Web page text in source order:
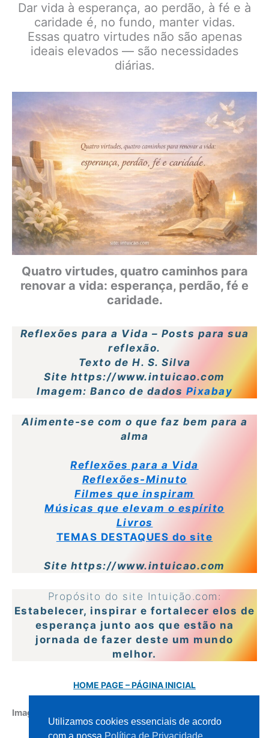
Dar vida à esperança, ao perdão, à fé e à
caridade é, no fundo, manter vidas.
Essas quatro virtudes não são apenas
ideais elevados — são necessidades
diárias.
Quatro virtudes, quatro caminhos para
renovar a vida: esperança, perdão, fé e
caridade.
Reflexões para a Vida – Posts para sua
reflexão.
Texto de H. S. Silva
Site https://www.intuicao.com
Imagem: Banco de dados Pixabay
Alimente-se com o que faz bem para a
alma
Reflexões para a Vida
Reflexões-Minuto
Filmes que inspiram
Músicas que elevam o espírito
Livros
TEMAS DESTAQUES do site
Site https://www.intuicao.com
Propósito do site Intuição.com:
Estabelecer, inspirar e fortalecer elos de
esperança junto aos que estão na
jornada de fazer deste um mundo
melhor.
HOME PAGE – PÁGINA INICIAL
Imagem
Utilizamos cookies essenciais de acordo